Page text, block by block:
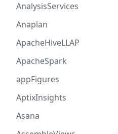
AnalysisServices
Anaplan
ApacheHiveLLAP
ApacheSpark
appFigures
AptixInsights
Asana